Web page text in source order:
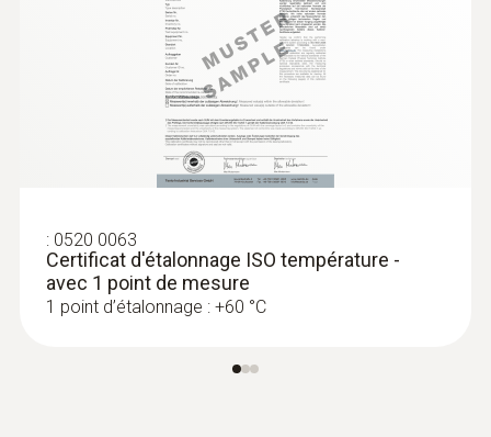
: 0520 0063
Certificat d'étalonnage ISO température -
avec 1 point de mesure
1 point d’étalonnage : +60 °C